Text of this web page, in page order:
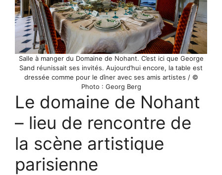
Salle à manger du Domaine de Nohant. C’est ici que George
Sand réunissait ses invités. Aujourd’hui encore, la table est
dressée comme pour le dîner avec ses amis artistes / ©
Photo : Georg Berg
Le domaine de Nohant
– lieu de rencontre de
la scène artistique
parisienne